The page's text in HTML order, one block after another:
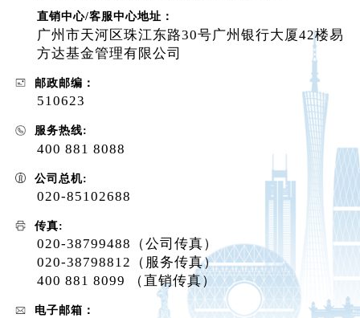
个人养老金
投资顾问
关于我们
我的账户
客服中心
English
直销中心/客服中心地址：
广州市天河区珠江东路30号广州银行大厦42楼易
方达基金管理有限公司
邮政邮编：
510623
服务热线:
400 881 8088
公司总机:
020-85102688
传真:
020-38799488（公司传真）
020-38798812（服务传真）
400 881 8099 （直销传真）
电子邮箱：